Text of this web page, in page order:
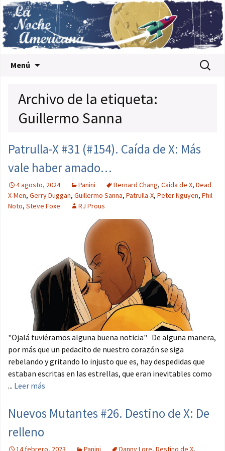
Menú Buscar:
Archivo de la etiqueta:
Guillermo Sanna
Patrulla-X #31 (#154). Caída de X: Más
vale haber amado…
4 agosto, 2024 Panini Bernard Chang, Caída de X, Dead
X-Men, Gerry Duggan, Guillermo Sanna, Patrulla-X, Peter Nguyen, Phil
Noto, Steve Foxe RJ Prous
"Ojalá tuviéramos alguna buena noticia" De alguna manera,
por más que un pedacito de nuestro corazón se siga
rebelando y gritando lo injusto que es, hay despedidas que
estaban escritas en las estrellas, que eran inevitables como
... Leer más
Nuevos Mutantes #26. Destino de X: De
relleno
14 febrero, 2023 Panini Danny Lore, Destino de X,